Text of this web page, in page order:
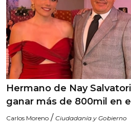
Hermano de Nay
ganar más de 800mil en
Carlos Moreno / Ciudadanía y Gobierno